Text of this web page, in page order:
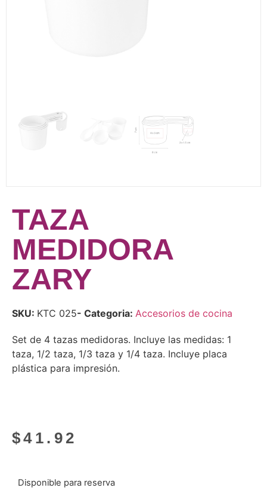
TAZA
MEDIDORA
ZARY
SKU: KTC 025- Categoria: Accesorios de cocina
Set de 4 tazas medidoras. Incluye las medidas: 1
taza, 1/2 taza, 1/3 taza y 1/4 taza. Incluye placa
plástica para impresión.
$41.92
Disponible para reserva